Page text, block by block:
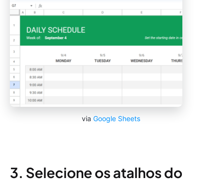
via Google Sheets
3. Selecione os atalhos do